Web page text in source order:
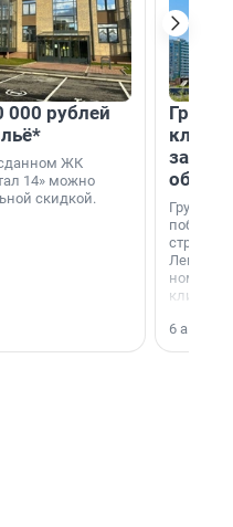
000 рублей
сданном ЖК
14» можно
скидкой.
Группа
области».
6